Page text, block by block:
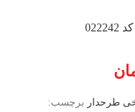
طرحدار برچسب: